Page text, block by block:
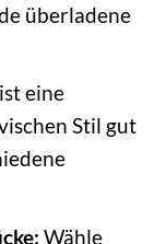
überladene
eine
Stil gut
Wähle